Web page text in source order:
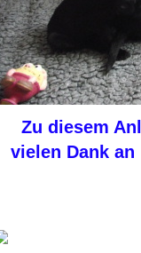
Zu diesem
vielen Dank